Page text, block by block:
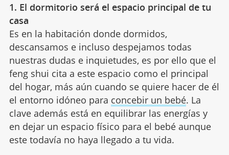
1. El dormitorio será el espacio principal de tu
casa
Es en la habitación donde dormidos,
descansamos e incluso despejamos todas
nuestras dudas e inquietudes, es por ello que el
feng shui cita a este espacio como el principal
del hogar, más aún cuando se quiere hacer de él
el entorno idóneo para concebir un bebé. La
clave además está en equilibrar las energías y
en dejar un espacio físico para el bebé aunque
este todavía no haya llegado a tu vida.